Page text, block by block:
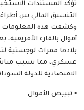
​تؤكد المستندات
التنسيق المالي بين
وكشفت هذه المعلومات
أموال بالقارة
بلادها ممرات لوجستية
عسكري، مما تسبب
الاقتصادية للدولة
​▪️ تبييض الأموال